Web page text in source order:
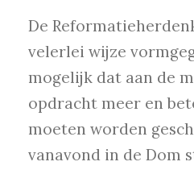
De
velerlei wijze
mogelijk dat aan de
opdracht meer en
moeten worden
vanavond in de Dom